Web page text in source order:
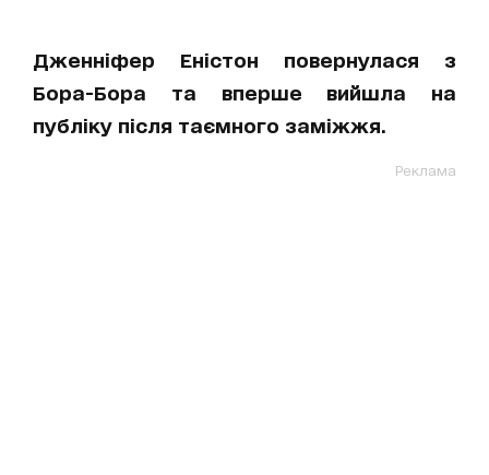
Дженніфер Еністон повернулася з
Бора-Бора та вперше вийшла на
публіку після таємного заміжжя.
Реклама